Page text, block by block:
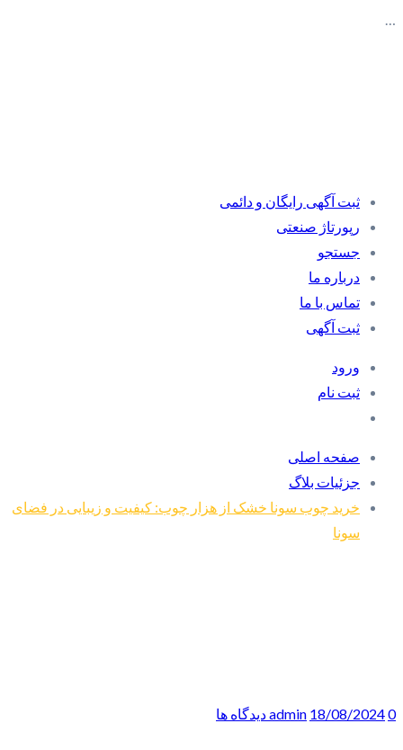
…
ثبت آگهی رایگان و دائمی
رپورتاژ صنعتی
جستجو
درباره ما
تماس با ما
ثبت آگهی
ورود
ثبت نام
صفحه اصلی
جزئیات بلاگ
خرید چوب سونا خشک از هزار چوب: کیفیت و زیبایی در فضای
سونا
admin 18/08/20240 دیدگاه ها